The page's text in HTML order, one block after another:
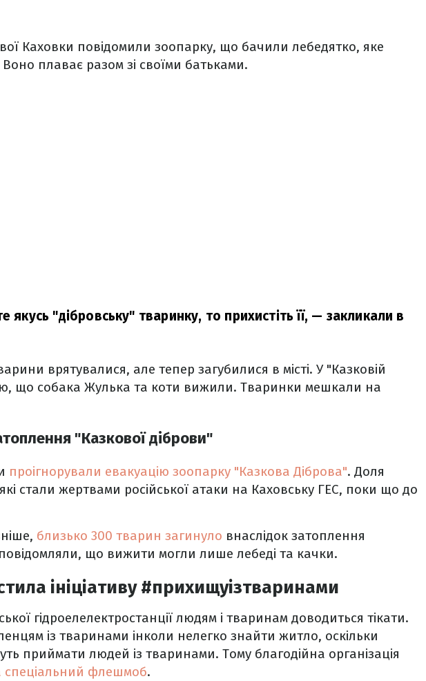
Каховки повідомили зоопарку, що бачили лебедятко, яке
плаває разом зі своїми батьками.
"дібровську" тваринку, то прихистіть її, — закликали в
врятувалися, але тепер загубилися в місті. У "Казковій
що собака Жулька та коти вижили. Тваринки мешкали на
"Казкової діброви"
проігнорували евакуацію зоопарку "Казкова Діброва". Доля
стали жертвами російської атаки на Каховську ГЕС, поки що до
близько 300 тварин загинуло внаслідок затоплення
що вижити могли лише лебеді та качки.
ініціативу #прихищуізтваринами
гідроелелектростанції людям і тваринам доводиться тікати.
із тваринами інколи нелегко знайти житло, оскільки
приймати людей із тваринами. Тому благодійна організація
спеціальний флешмоб.